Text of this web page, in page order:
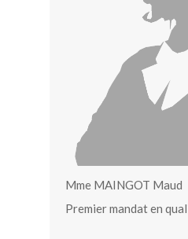
Mme MAINGOT Maud
Premier mandat en